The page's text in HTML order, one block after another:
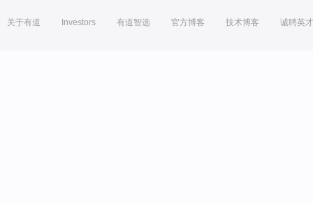
关于有道 Investors 有道智选 官方博客 技术博客 诚聘英才